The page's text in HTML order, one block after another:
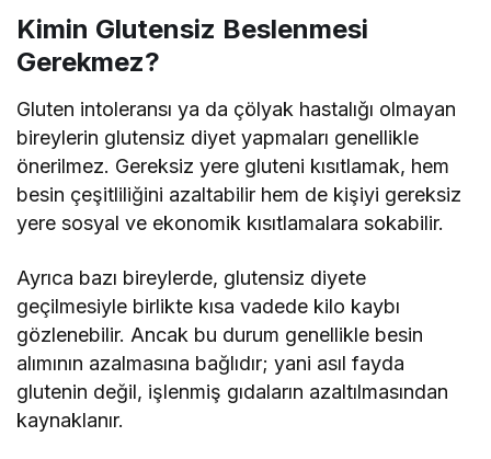
Kimin Glutensiz Beslenmesi
Gerekmez?
Gluten intoleransı ya da çölyak hastalığı olmayan
bireylerin glutensiz diyet yapmaları genellikle
önerilmez. Gereksiz yere gluteni kısıtlamak, hem
besin çeşitliliğini azaltabilir hem de kişiyi gereksiz
yere sosyal ve ekonomik kısıtlamalara sokabilir.
Ayrıca bazı bireylerde, glutensiz diyete
geçilmesiyle birlikte kısa vadede kilo kaybı
gözlenebilir. Ancak bu durum genellikle besin
alımının azalmasına bağlıdır; yani asıl fayda
glutenin değil, işlenmiş gıdaların azaltılmasından
kaynaklanır.